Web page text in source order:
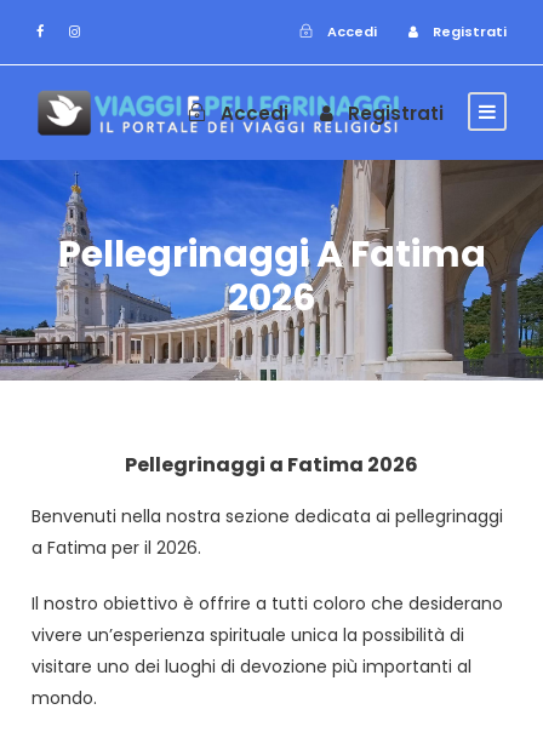
Accedi Registrati
Accedi Registrati
Pellegrinaggi A Fatima
2026
Pellegrinaggi a Fatima 2026
Benvenuti nella nostra sezione dedicata ai pellegrinaggi
a Fatima per il 2026.
Il nostro obiettivo è offrire a tutti coloro che desiderano
vivere un’esperienza spirituale unica la possibilità di
visitare uno dei luoghi di devozione più importanti al
mondo.